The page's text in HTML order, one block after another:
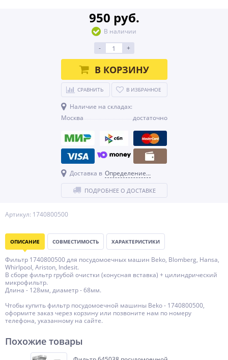
Артикул: 1740800500
950 руб.
В наличии
-
+
В КОРЗИНУ
СРАВНИТЬ В ИЗБРАННОЕ
Наличие на складах:
Москва
достаточно
Доставка в Определение...
ПОДРОБНЕЕ О ДОСТАВКЕ
ОПИСАНИЕ СОВМЕСТИМОСТЬ ХАРАКТЕРИСТИКИ
Фильтр 1740800500 для посудомоечных машин Beko, Blomberg, Hansa,
Whirlpool, Ariston, Indesit.
В сборе фильтр грубой очистки (конусная вставка) + цилиндрический
микрофильтр.
Длина - 128мм, диаметр - 68мм.
Чтобы купить фильтр посудомоечной машины Beko - 1740800500,
оформите заказ через корзину или позвоните нам по номеру
телефона, указанному на сайте.
Похожие товары